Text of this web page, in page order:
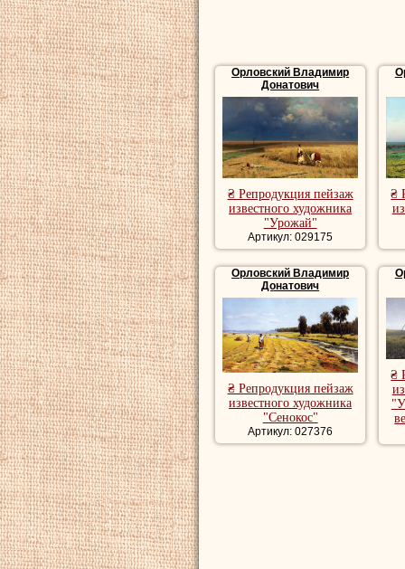
пейзаж,
Орловский Владимир
Донатович
₴ Репродукция пейзаж
известного художника
"Урожай"
Артикул: 029175
₴
Орловский Владимир
Донатович
₴ Репродукция пейзаж
известного художника
"Сенокос"
Артикул: 027376
₴